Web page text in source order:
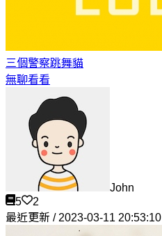
三個警察跳舞貓
無聊看看
John
5
2
最近更新 / 2023-03-11 20:53:10